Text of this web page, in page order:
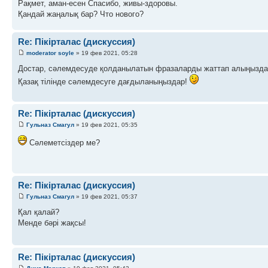
Рақмет, аман-есен Спасибо, живы-здоровы.
Қандай жаңалық бар? Что нового?
Re: Пікірталас (дискуссия)
moderator soyle » 19 фев 2021, 05:28
Достар, сәлемдесуде қолданылатын фразаларды жаттап
Қазақ тілінде сәлемдесуге дағдыланыңыздар!
Re: Пікірталас (дискуссия)
Гульназ Смагул » 19 фев 2021, 05:35
Сәлеметсіздер ме?
Re: Пікірталас (дискуссия)
Гульназ Смагул » 19 фев 2021, 05:37
Қал қалай?
Менде бәрі жақсы!
Re: Пікірталас (дискуссия)